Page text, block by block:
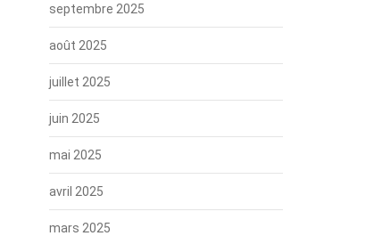
septembre 2025
août 2025
juillet 2025
juin 2025
mai 2025
avril 2025
mars 2025